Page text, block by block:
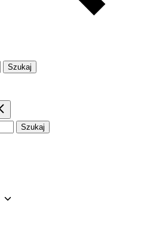
Szukaj
Szukaj